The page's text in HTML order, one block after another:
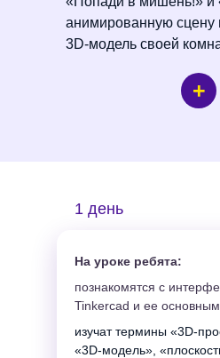
+
анимированную сцену
3D-модель своей
На уроке ребята:
1 день
познакомятся с
Tinkercad и ее
изучат термины
модель»,
изучат термины «3D-
«3D-модель»,